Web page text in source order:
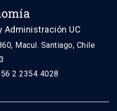
Administración UC
Macul. Santiago, Chile
2 2354 4028